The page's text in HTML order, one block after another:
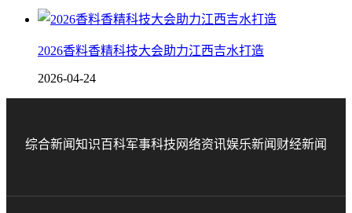
2026香料香精科技大会助力江西吉水打造
2026-04-24
综合新闻知识百科军事科技 网络资讯娱乐新闻 财经新闻